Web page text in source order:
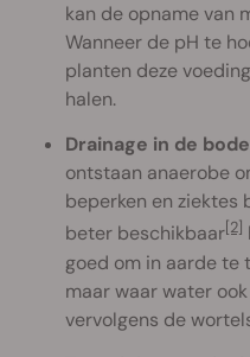
kan de opname van
Wanneer de pH te
planten deze
halen.
Drainage in de
ontstaan anaerobe
beperken en ziektes
beter beschikbaar[2]
goed om in aarde te
maar waar water
vervolgens de